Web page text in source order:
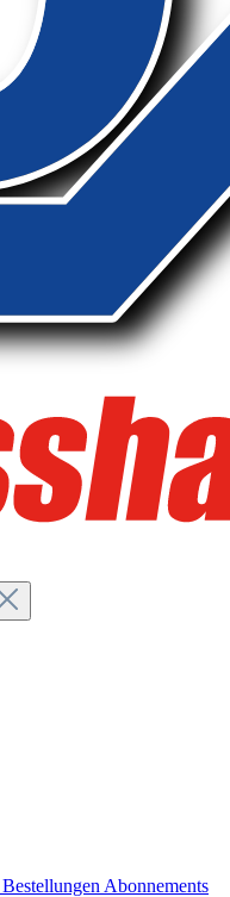
Bestellungen Abonnements